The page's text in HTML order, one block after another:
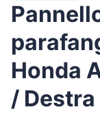
Honda
/ Destra